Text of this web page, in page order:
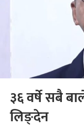
३६ वर्षे सबै
लिङ्देन